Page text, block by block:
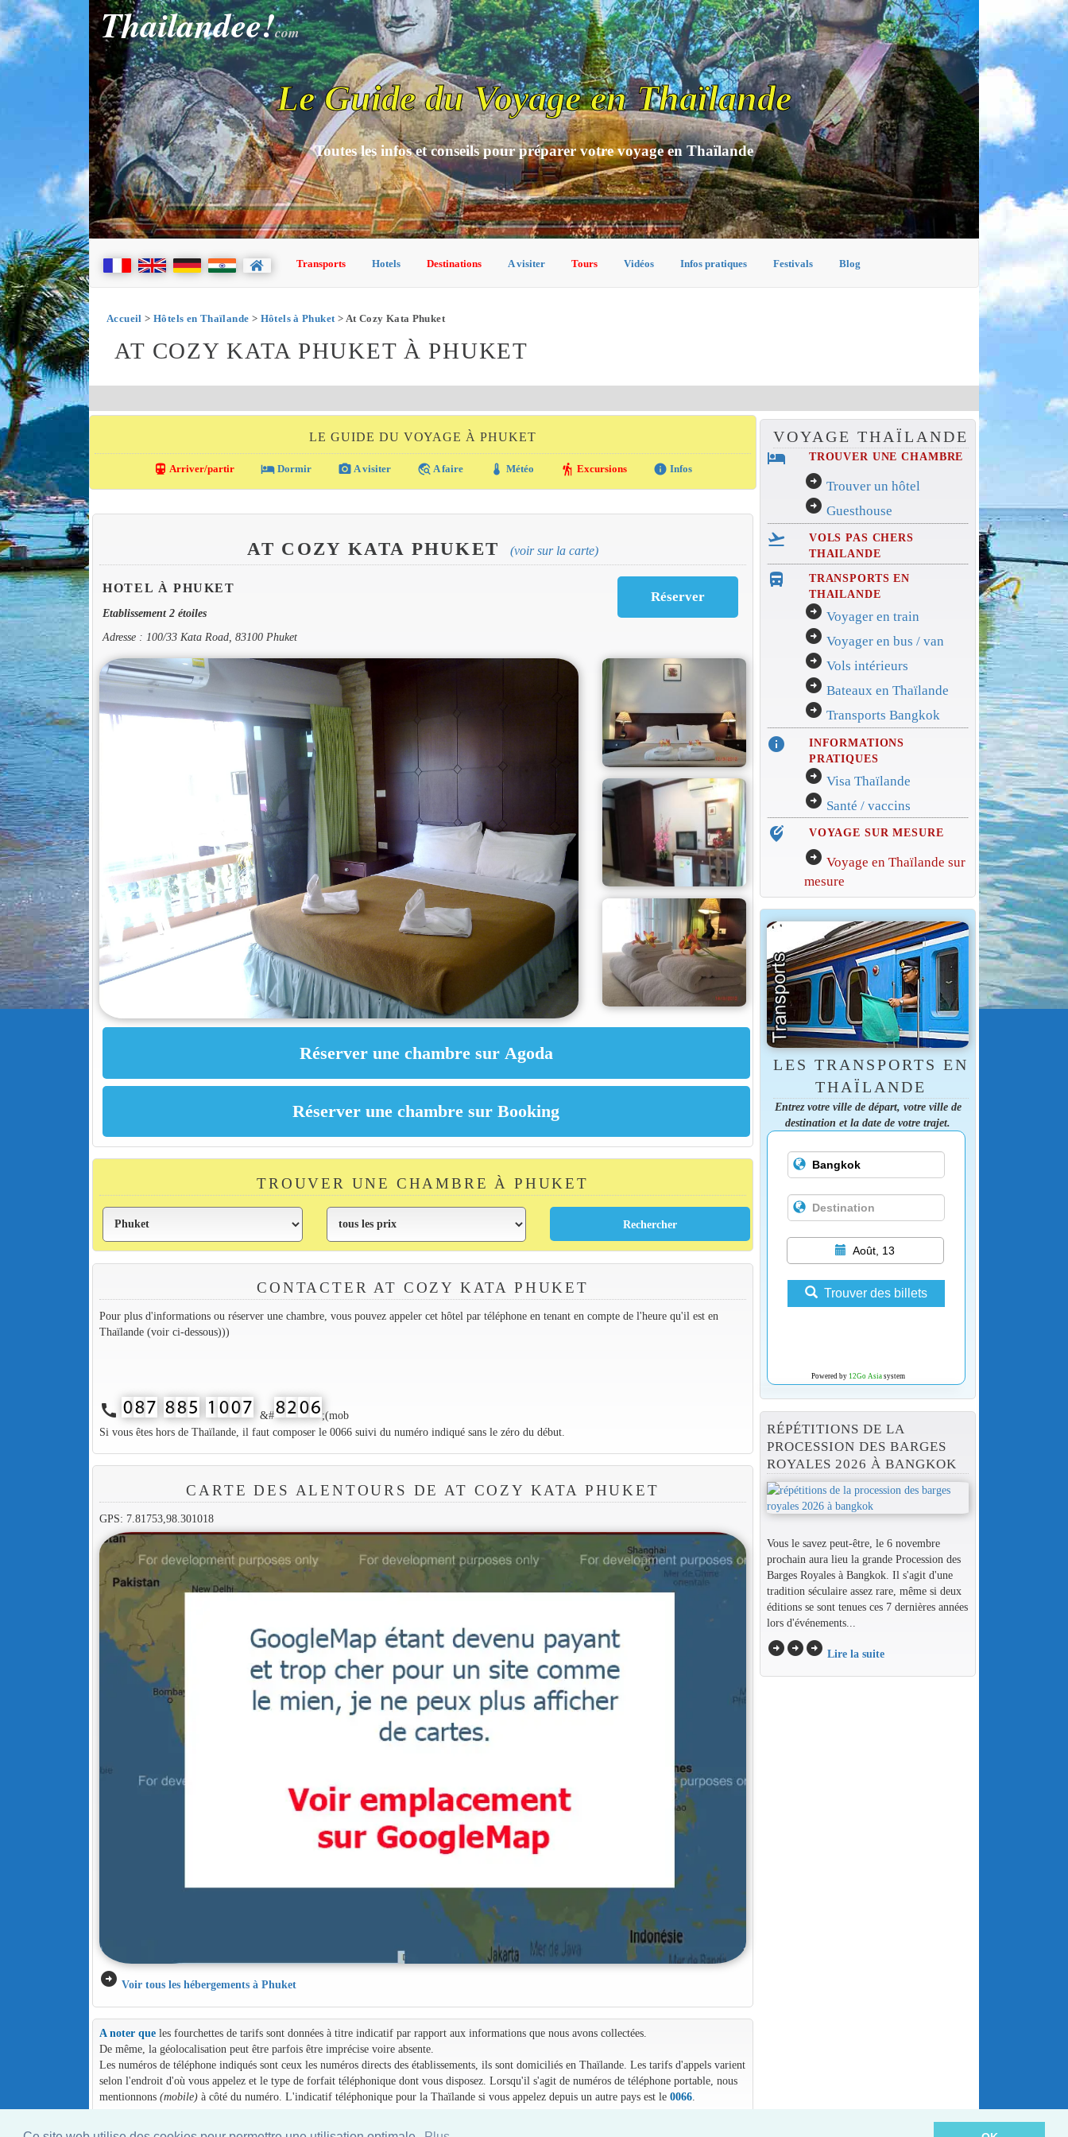
Thailandee!com
Le Guide du Voyage en Thaïlande
Toutes les infos et conseils pour préparer votre voyage en Thaïlande
Transports Hotels Destinations A visiter Tours Vidéos Infos pratiques Festivals Blog
Accueil > Hôtels en Thaïlande > Hôtels à Phuket> At Cozy Kata Phuket
AT COZY KATA PHUKET À PHUKET
LE GUIDE DU VOYAGE À PHUKET
directions_transit Arriver/partir local_hotel Dormir photo_camera A visiter travel_explore A faire thermostat Météo hiking Excursions info Infos
AT COZY KATA PHUKET (voir sur la carte)
HOTEL À PHUKET
Etablissement 2 étoiles
Adresse : 100/33 Kata Road, 83100 Phuket
TROUVER UNE CHAMBRE À PHUKET
CONTACTER AT COZY KATA PHUKET
Pour plus d'informations ou réserver une chambre, vous pouvez appeler cet hôtel par téléphone en tenant en compte de l'heure qu'il est en
Thaïlande (voir ci-dessous)))
call &#
;(mob
Si vous êtes hors de Thaïlande, il faut composer le 0066 suivi du numéro indiqué sans le zéro du début.
CARTE DES ALENTOURS DE AT COZY KATA PHUKET
GPS: 7.81753,98.301018
arrow_circle_right Voir tous les hébergements à Phuket
A noter queles fourchettes de tarifs sont données à titre indicatif par rapport aux informations que nous avons collectées.
De même, la géolocalisation peut être parfois être imprécise voire absente.
Les numéros de téléphone indiqués sont ceux les numéros directs des établissements, ils sont domiciliés en Thaïlande. Les tarifs d'appels varient
selon l'endroit d'où vous appelez et le type de forfait téléphonique dont vous disposez. Lorsqu'il s'agit de numéros de téléphone portable, nous
mentionnons (mobile)à côté du numéro. L'indicatif téléphonique pour la Thaïlande si vous appelez depuis un autre pays est le 0066.
VOYAGE THAÏLANDE
hotel TROUVER UNE CHAMBRE
arrow_circle_right Trouver un hôtel
arrow_circle_right Guesthouse
flight_takeoff
VOLS PAS CHERS
THAILANDE
directions_bus_filled
TRANSPORTS EN
THAILANDE
arrow_circle_right Voyager en train
arrow_circle_right Voyager en bus / van
arrow_circle_right Vols intérieurs
arrow_circle_right Bateaux en Thaïlande
arrow_circle_right Transports Bangkok
info
INFORMATIONS
PRATIQUES
arrow_circle_right Visa Thaïlande
arrow_circle_right Santé / vaccins
edit_location_alt VOYAGE SUR MESURE
arrow_circle_right Voyage en Thaïlande sur
mesure
LES TRANSPORTS EN
THAÏLANDE
Entrez votre ville de départ, votre ville de
destination et la date de votre trajet.
Août, 13
Trouver des billets
Powered by 12Go Asiasystem
RÉPÉTITIONS DE LA
PROCESSION DES BARGES
ROYALES 2026 À BANGKOK
Vous le savez peut-être, le 6 novembre
prochain aura lieu la grande Procession des
Barges Royales à Bangkok. Il s'agit d'une
tradition séculaire assez rare, même si deux
éditions se sont tenues ces 7 dernières années
lors d'événements...
arrow_circle_rightarrow_circle_rightarrow_circle_right Lire la suite